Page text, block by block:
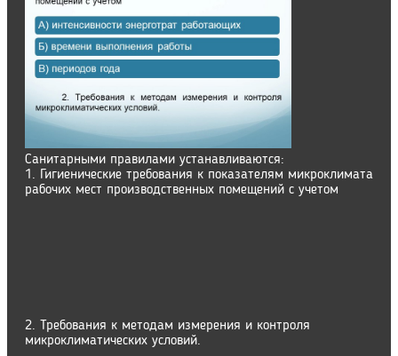
Санитарными правилами устанавливаются:
1. Гигиенические требования к показателям микроклимата
рабочих мест производственных помещений с учетом
2. Требования к методам измерения и контроля
микроклиматических условий.